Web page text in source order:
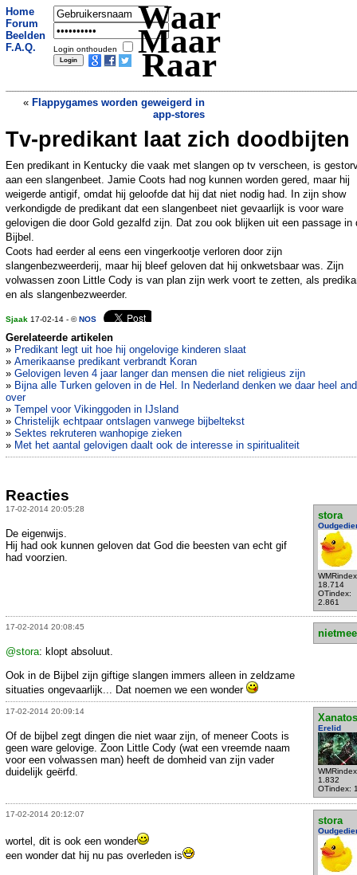
Home
Forum
Beelden
F.A.Q.
Login onthouden
Waar
Maar
Raar
« Flappygames worden geweigerd in
app-stores
Heb jij Colin al gefeliciteerd?»
Tv-predikant laat zich doodbijten
Een predikant in Kentucky die vaak met slangen op tv verscheen, is
aan een slangenbeet. Jamie Coots had nog kunnen worden gered, maar hij
weigerde antigif, omdat hij geloofde dat hij dat niet nodig had. In zijn show
verkondigde de predikant dat een slangenbeet niet gevaarlijk is voor ware
gelovigen die door Gold gezalfd zijn. Dat zou ook blijken uit een passage in
Bijbel.
Coots had eerder al eens een vingerkootje verloren door zijn
slangenbezweerderij, maar hij bleef geloven dat hij onkwetsbaar was. Zijn
volwassen zoon Little Cody is van plan zijn werk voort te zetten, als
en als slangenbezweerder.
Sjaak 17-02-14 - ©NOS
Gerelateerde artikelen
» Predikant legt uit hoe hij ongelovige kinderen slaat
» Amerikaanse predikant verbrandt Koran
» Gelovigen leven 4 jaar langer dan mensen die niet religieus zijn
» Bijna alle Turken geloven in de Hel. In Nederland denken we daar heel
over
» Tempel voor Vikinggoden in IJsland
» Christelijk echtpaar ontslagen vanwege bijbeltekst
» Sektes rekruteren wanhopige zieken
» Met het aantal gelovigen daalt ook de interesse in spiritualiteit
Reacties
17-02-2014 20:05:28
stora
18.714
OTindex:
2.861
De eigenwijs.
Hij had ook kunnen geloven dat God die beesten van echt gif
had voorzien.
17-02-2014 20:08:45
@stora: klopt absoluut.
Ook in de Bijbel zijn giftige slangen immers alleen in zeldzame
situaties ongevaarlijk... Dat noemen we een wonder
17-02-2014 20:09:14
Xanatos
Erelid
1.832
OTindex:
Of de bijbel zegt dingen die niet waar zijn, of meneer Coots is
geen ware gelovige. Zoon Little Cody (wat een vreemde naam
voor een volwassen man) heeft de domheid van zijn vader
duidelijk geërfd.
17-02-2014 20:12:07
stora
wortel, dit is ook een wonder
een wonder dat hij nu pas overleden is